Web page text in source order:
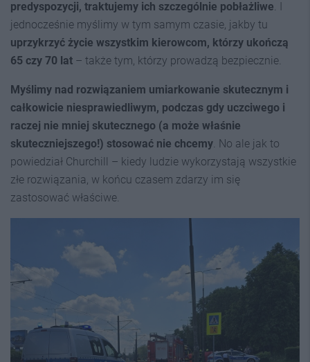
predyspozycji, traktujemy ich szczególnie pobłażliwe . I
jednocześnie myślimy w tym samym czasie, jakby tu
uprzykrzyć życie wszystkim kierowcom, którzy ukończą
65 czy 70 lat – także tym, którzy prowadzą bezpiecznie.
Myślimy nad rozwiązaniem umiarkowanie skutecznym i
całkowicie niesprawiedliwym, podczas gdy uczciwego i
raczej nie mniej skutecznego (a może właśnie
skuteczniejszego!) stosować nie chcemy . No ale jak to
powiedział Churchill – kiedy ludzie wykorzystają wszystkie
złe rozwiązania, w końcu czasem zdarzy im się
zastosować właściwe.